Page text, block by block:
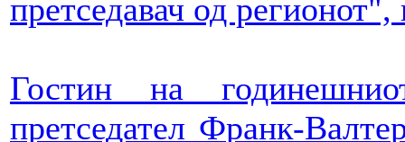
претседавач од
Гостин на
претседател Франк-